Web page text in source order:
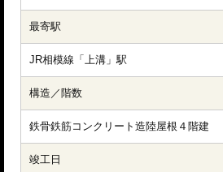
最寄駅
JR相模線「上溝」駅
構造／階数
鉄骨鉄筋コンクリート造陸屋根４階建
竣工日